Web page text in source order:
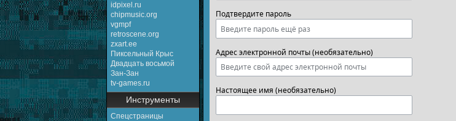
idpixel.ru
chipmusic.org
vgmpf
retroscene.org
zxart.ee
Пиксельный Крыс
Двадцать восьмой
Зан-Зан
tv-games.ru
Инструменты
Спецстраницы
Подтвердите пароль
Адрес электронной почты (необязательно)
Настоящее имя (необязательно)